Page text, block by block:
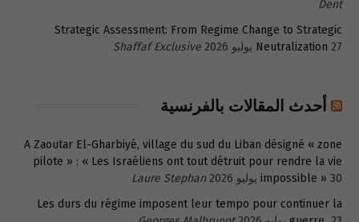
Dent
Strategic Assessment: From Regime Change to Strategic
Neutralization 27 يوليو 2026 Shaffaf Exclusive
أحدث المقالات بالفرنسية
A Zaoutar El-Gharbiyé, village du sud du Liban désigné « zone
pilote » : « Les Israéliens ont tout détruit pour rendre la vie
impossible » 30 يوليو 2026
Laure Stephan
Les durs du régime imposent leur tempo pour continuer la